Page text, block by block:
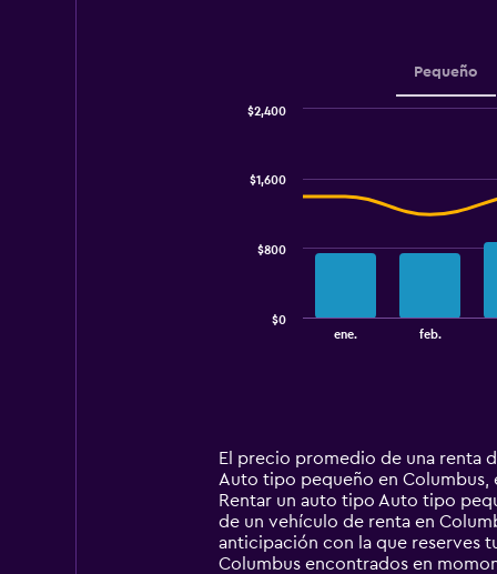
Pequeño
14
categories.
The
chart
has
1
ene. feb.
$0
$800
$1,600
$2,400
El precio promedio de una renta
Auto tipo pequeño en Columbus,
Rentar un auto tipo Auto tipo
de un vehículo de renta en
anticipación con la que reserves
Columbus encontrados en